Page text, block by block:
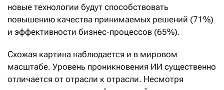
новые технологии будут способствовать
повышению качества принимаемых решений (71%)
и эффективности бизнес-процессов (65%).
Схожая картина наблюдается и в мировом
масштабе. Уровень проникновения ИИ существенно
отличается от отрасли к отрасли. Несмотря